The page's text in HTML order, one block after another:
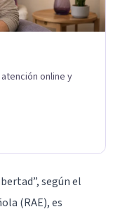
online y
según el
(RAE), es